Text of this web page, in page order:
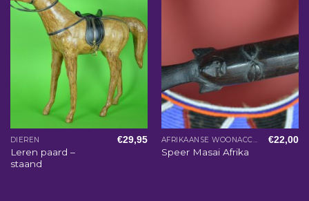
DIEREN
Leren paard –
staand
€29,95 AFRIKAANSE WOONACCESSOIRES
Speer Masai Afrika
€22,00